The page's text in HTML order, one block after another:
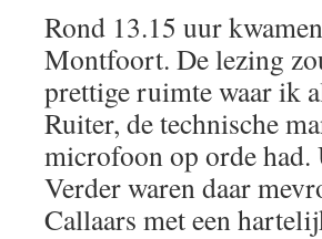
Rond 13.15 uur
Montfoort. De lezing
prettige ruimte waar ik
Ruiter, de technische
microfoon op orde had.
Verder waren daar
Callaars met een